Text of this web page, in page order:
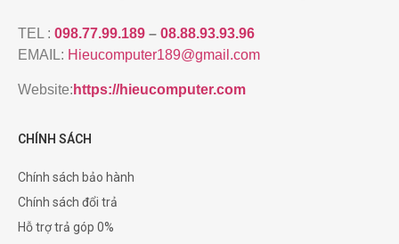
TEL : 098.77.99.189 – 08.88.93.93.96
EMAIL: Hieucomputer189@gmail.com
Website: https://hieucomputer.com
CHÍNH SÁCH
Chính sách bảo hành
Chính sách đổi trả
Hỗ trợ trả góp 0%